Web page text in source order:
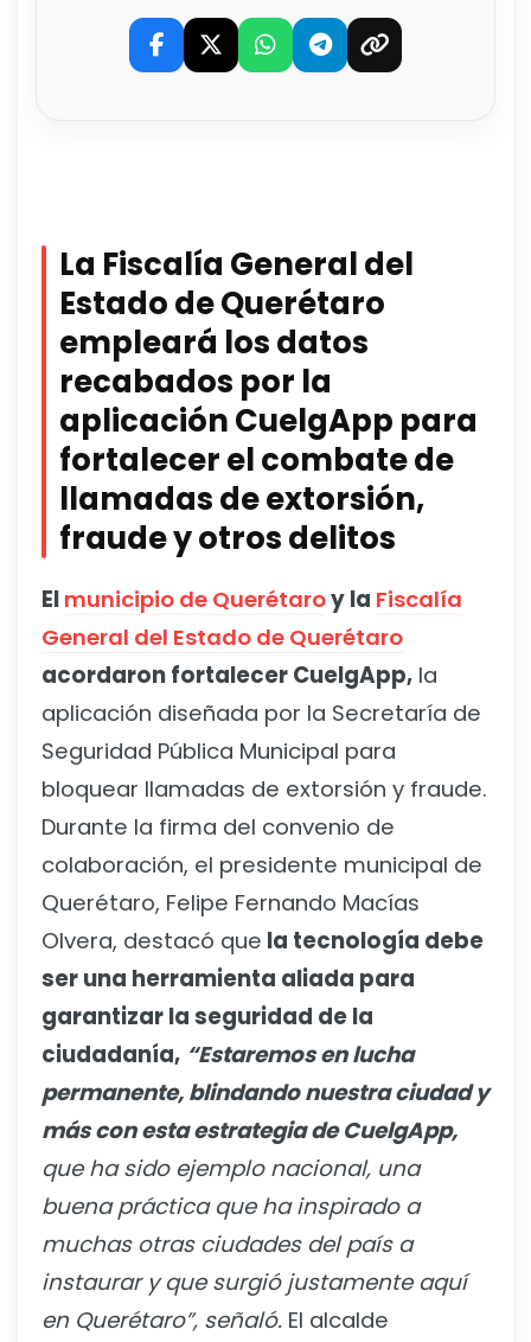
La Fiscalía General del
Estado de Querétaro
empleará los datos
recabados por la
aplicación CuelgApp para
fortalecer el combate de
llamadas de extorsión,
fraude y otros delitos
El municipio de Querétaroy la Fiscalía
General del Estado de Querétaro
acordaron fortalecer CuelgApp, la
aplicación diseñada por la Secretaría de
Seguridad Pública Municipal para
bloquear llamadas de extorsión y fraude.
Durante la firma del convenio de
colaboración, el presidente municipal de
Querétaro, Felipe Fernando Macías
Olvera, destacó que la tecnología debe
ser una herramienta aliada para
garantizar la seguridad de la
ciudadanía, “Estaremos en lucha
permanente, blindando nuestra ciudad y
más con esta estrategia de CuelgApp,
que ha sido ejemplo nacional, una
buena práctica que ha inspirado a
muchas otras ciudades del país a
instaurar y que surgió justamente aquí
en Querétaro”, señaló. El alcalde